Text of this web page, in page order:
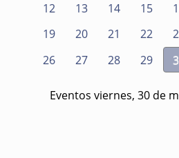
12
13 14 15
19
20 21 22
26
27 28 29
Eventos viernes, 30 de